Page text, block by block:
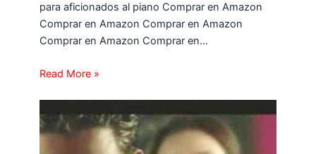
para aficionados al piano Comprar en Amazon
Comprar en Amazon Comprar en Amazon
Comprar en Amazon Comprar en…
Read More »